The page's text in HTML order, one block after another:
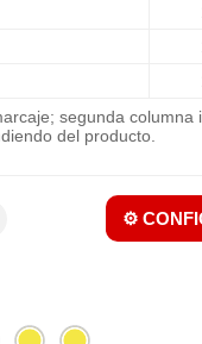
segunda
del producto.
⚙️